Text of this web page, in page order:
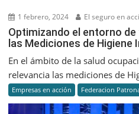
1 febrero, 2024 El seguro en
Optimizando el entorno
las Mediciones de Higiene
En el ámbito de la salud
relevancia las mediciones de
Empresas en acción Federacion